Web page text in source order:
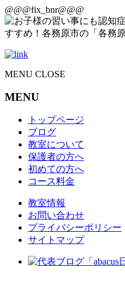
@@@fix_bnr@@@
MENU CLOSE
MENU
トップページ
ブログ
教室について
保護者の方へ
初めての方へ
コース料金
教室情報
お問い合わせ
プライバシーポリシー
サイトマップ